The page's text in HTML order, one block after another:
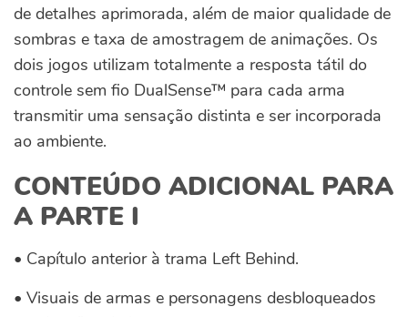
de detalhes aprimorada, além de maior qualidade de
sombras e taxa de amostragem de animações. Os
dois jogos utilizam totalmente a resposta tátil do
controle sem fio DualSense™ para cada arma
transmitir uma sensação distinta e ser incorporada
ao ambiente.
CONTEÚDO ADICIONAL PARA
A PARTE I
• Capítulo anterior à trama Left Behind.
• Visuais de armas e personagens desbloqueados